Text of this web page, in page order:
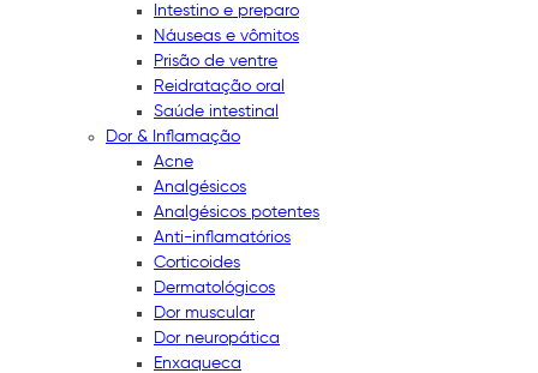
Intestino e preparo
Náuseas e vômitos
Prisão de ventre
Reidratação oral
Saúde intestinal
Dor & Inflamação
Acne
Analgésicos
Analgésicos potentes
Anti-inflamatórios
Corticoides
Dermatológicos
Dor muscular
Dor neuropática
Enxaqueca